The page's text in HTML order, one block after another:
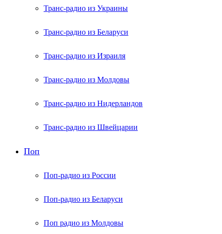
Транс-радио из Украины
Транс-радио из Беларуси
Транс-радио из Израиля
Транс-радио из Молдовы
Транс-радио из Нидерландов
Транс-радио из Швейцарии
Поп
Поп-радио из России
Поп-радио из Беларуси
Поп радио из Молдовы